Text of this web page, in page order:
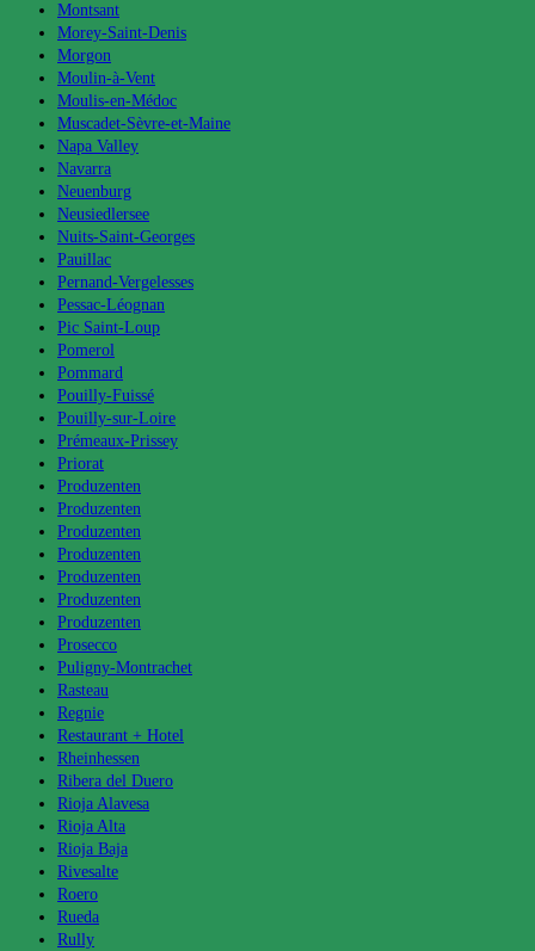
Montsant
Morey-Saint-Denis
Morgon
Moulin-à-Vent
Moulis-en-Médoc
Muscadet-Sèvre-et-Maine
Napa Valley
Navarra
Neuenburg
Neusiedlersee
Nuits-Saint-Georges
Pauillac
Pernand-Vergelesses
Pessac-Léognan
Pic Saint-Loup
Pomerol
Pommard
Pouilly-Fuissé
Pouilly-sur-Loire
Prémeaux-Prissey
Priorat
Produzenten
Produzenten
Produzenten
Produzenten
Produzenten
Produzenten
Produzenten
Prosecco
Puligny-Montrachet
Rasteau
Regnie
Restaurant + Hotel
Rheinhessen
Ribera del Duero
Rioja Alavesa
Rioja Alta
Rioja Baja
Rivesalte
Roero
Rueda
Rully